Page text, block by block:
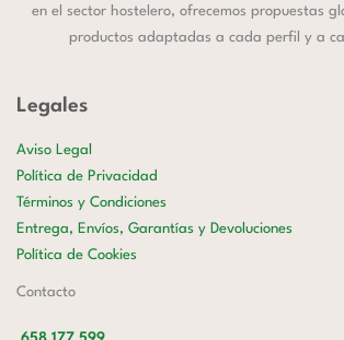
en el sector hostelero, ofrecemos propuestas
productos adaptadas a cada perfil y a
Legales
Aviso Legal
Política de Privacidad
Términos y Condiciones
Entrega, Envíos, Garantías y Devoluciones
Política de Cookies
Contacto